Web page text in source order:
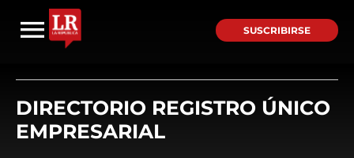
SUSCRIBIRSE
DIRECTORIO REGISTRO ÚNICO
EMPRESARIAL